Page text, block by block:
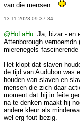
van die mensen....
13-11-2023 09:37:34
@HoLaHu: Ja, bizar - en
Attenborough
mierenegels
Het klopt dat slaven
de tijd van Audubon was
houden van slaven en
mensen die zich daar
moment dat hij in feite
na te denken maakt hij
andere kleur als
wel erg fout bezig.